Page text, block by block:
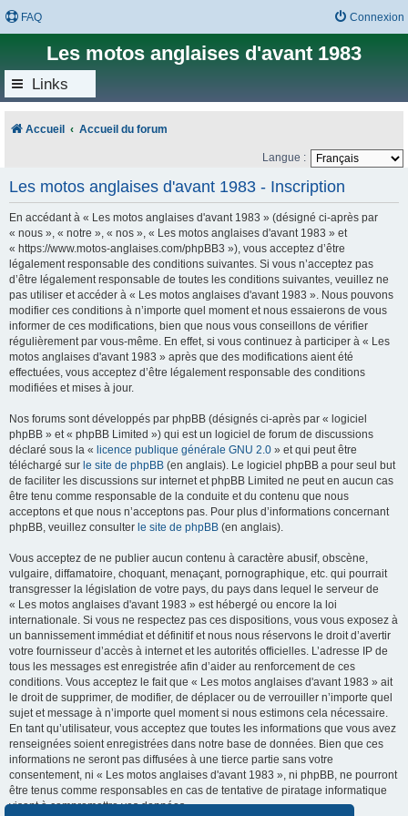
FAQ Connexion
Les motos anglaises d'avant 1983
Links
Accueil Accueil du forum
Langue :
Les motos anglaises d'avant 1983 - Inscription
En accédant à « Les motos anglaises d'avant 1983 » (désigné ci-après par
« nous », « notre », « nos », « Les motos anglaises d'avant 1983 » et
« https://www.motos-anglaises.com/phpBB3 »), vous acceptez d’être
légalement responsable des conditions suivantes. Si vous n’acceptez pas
d’être légalement responsable de toutes les conditions suivantes, veuillez ne
pas utiliser et accéder à « Les motos anglaises d'avant 1983 ». Nous pouvons
modifier ces conditions à n’importe quel moment et nous essaierons de vous
informer de ces modifications, bien que nous vous conseillons de vérifier
régulièrement par vous-même. En effet, si vous continuez à participer à « Les
motos anglaises d'avant 1983 » après que des modifications aient été
effectuées, vous acceptez d’être légalement responsable des conditions
modifiées et mises à jour.
Nos forums sont développés par phpBB (désignés ci-après par « logiciel
phpBB » et « phpBB Limited ») qui est un logiciel de forum de discussions
déclaré sous la « licence publique générale GNU 2.0 » et qui peut être
téléchargé sur le site de phpBB (en anglais). Le logiciel phpBB a pour seul but
de faciliter les discussions sur internet et phpBB Limited ne peut en aucun cas
être tenu comme responsable de la conduite et du contenu que nous
acceptons et que nous n’acceptons pas. Pour plus d’informations concernant
phpBB, veuillez consulter le site de phpBB (en anglais).
Vous acceptez de ne publier aucun contenu à caractère abusif, obscène,
vulgaire, diffamatoire, choquant, menaçant, pornographique, etc. qui pourrait
transgresser la législation de votre pays, du pays dans lequel le serveur de
« Les motos anglaises d'avant 1983 » est hébergé ou encore la loi
internationale. Si vous ne respectez pas ces dispositions, vous vous exposez à
un bannissement immédiat et définitif et nous nous réservons le droit d’avertir
votre fournisseur d’accès à internet et les autorités officielles. L’adresse IP de
tous les messages est enregistrée afin d’aider au renforcement de ces
conditions. Vous acceptez le fait que « Les motos anglaises d'avant 1983 » ait
le droit de supprimer, de modifier, de déplacer ou de verrouiller n’importe quel
sujet et message à n’importe quel moment si nous estimons cela nécessaire.
En tant qu’utilisateur, vous acceptez que toutes les informations que vous avez
renseignées soient enregistrées dans notre base de données. Bien que ces
informations ne seront pas diffusées à une tierce partie sans votre
consentement, ni « Les motos anglaises d'avant 1983 », ni phpBB, ne pourront
être tenus comme responsables en cas de tentative de piratage informatique
visant à compromettre vos données.